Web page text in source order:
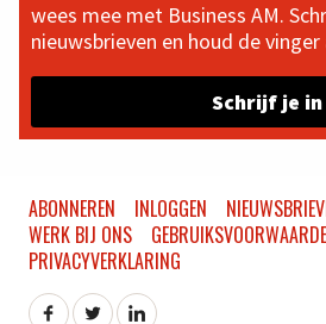
wees mee met Business AM.
nieuwsbrieven en houd de vinger
Schrijf je in
ABONNEREN INLOGGEN
WERK BIJ ONS
PRIVACYVERKLARING